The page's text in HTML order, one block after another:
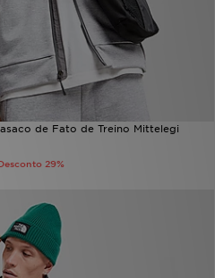
de Fato de Treino Mittelegi
29%